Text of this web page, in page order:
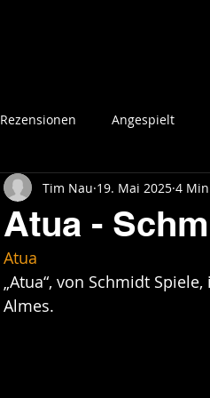
Rezensionen Angespielt
Atua -
Tim Nau 19. Mai 2025 4
Atua
„Atua“, von Schmidt
Almes.